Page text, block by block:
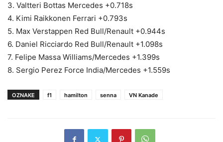
3. Valtteri Bottas Mercedes +0.718s
4. Kimi Raikkonen Ferrari +0.793s
5. Max Verstappen Red Bull/Renault +0.944s
6. Daniel Ricciardo Red Bull/Renault +1.098s
7. Felipe Massa Williams/Mercedes +1.399s
8. Sergio Perez Force India/Mercedes +1.559s
OZNAKE f1 hamilton senna VN Kanade